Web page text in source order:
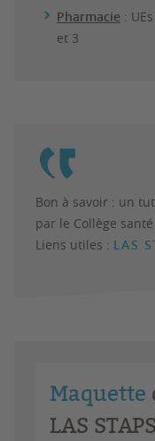
Pharmacie :
et 3
Bon à savoir : un
par le Collège santé
Liens utiles : LAS
Maquette
LAS STAPS